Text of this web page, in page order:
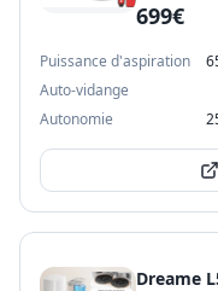
699€
Puissance d'aspiration
Auto-vidange
Autonomie
Dreame